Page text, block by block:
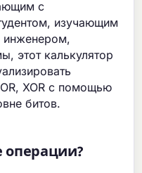
с
изучающим
инженером,
этот калькулятор
XOR с помощью
битов.
операции?